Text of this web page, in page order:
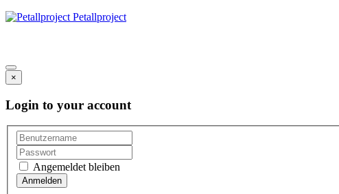
Petallproject
×
Login to your account
Angemeldet bleiben